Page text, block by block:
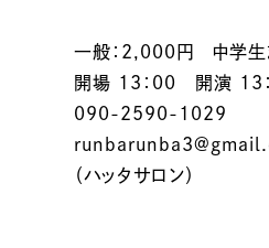
一般：2,000円 中学生
開場 13：00 開演 13
090-2590-1029
（ハッタサロン）